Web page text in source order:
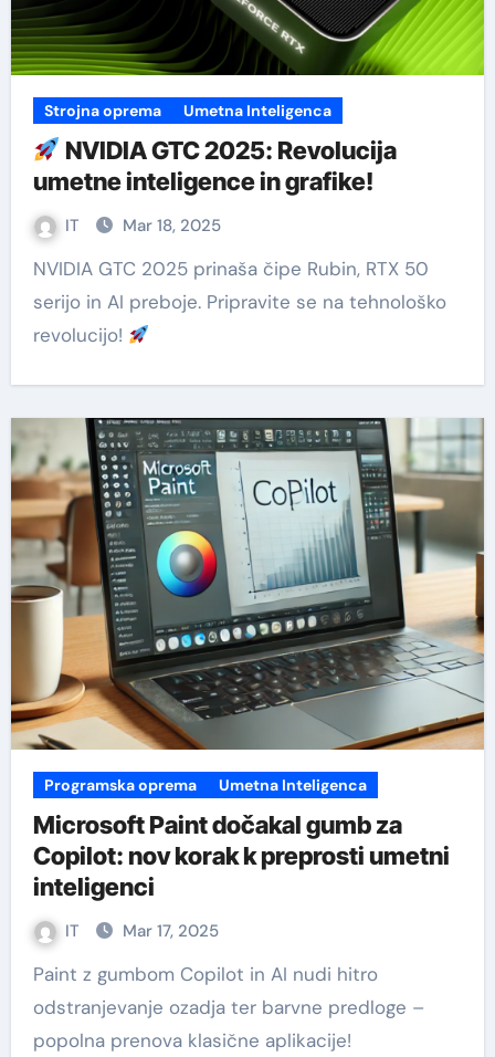
Strojna oprema Umetna Inteligenca
NVIDIA GTC 2025: Revolucija
umetne inteligence in grafike!
IT Mar 18, 2025
NVIDIA GTC 2025 prinaša čipe Rubin, RTX 50
serijo in AI preboje. Pripravite se na tehnološko
revolucijo!
Programska oprema Umetna Inteligenca
Microsoft Paint dočakal gumb za
Copilot: nov korak k preprosti umetni
inteligenci
IT Mar 17, 2025
Paint z gumbom Copilot in AI nudi hitro
odstranjevanje ozadja ter barvne predloge –
popolna prenova klasične aplikacije!